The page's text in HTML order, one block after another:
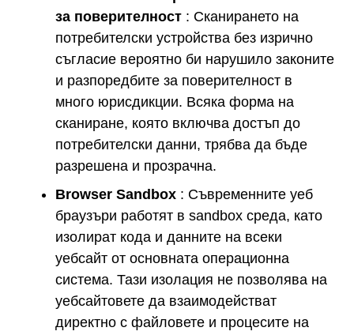
за поверителност : Сканирането на
потребителски устройства без изрично
съгласие вероятно би нарушило законите
и разпоредбите за поверителност в
много юрисдикции. Всяка форма на
сканиране, която включва достъп до
потребителски данни, трябва да бъде
разрешена и прозрачна.
Browser Sandbox : Съвременните уеб
браузъри работят в sandbox среда, като
изолират кода и данните на всеки
уебсайт от основната операционна
система. Тази изолация не позволява на
уебсайтовете да взаимодействат
директно с файловете и процесите на